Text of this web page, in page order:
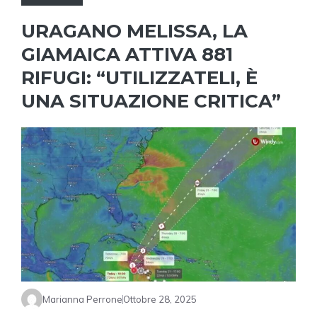
URAGANO MELISSA, LA
GIAMAICA ATTIVA 881
RIFUGI: “UTILIZZATELI, È
UNA SITUAZIONE CRITICA”
Marianna PerroneOttobre 28, 2025